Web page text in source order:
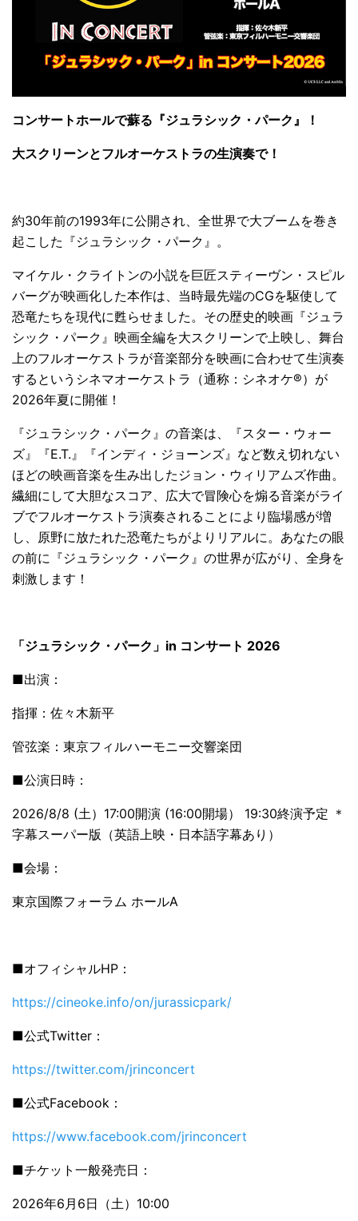
コンサートホールで蘇る『ジュラシック・パーク』！
大スクリーンとフルオーケストラの生演奏で！
約30年前の1993年に公開され、全世界で大ブームを巻き
起こした『ジュラシック・パーク』。
マイケル・クライトンの小説を巨匠スティーヴン・スピル
バーグが映画化した本作は、当時最先端のCGを駆使して
恐竜たちを現代に甦らせました。その歴史的映画『ジュラ
シック・パーク』映画全編を大スクリーンで上映し、舞台
上のフルオーケストラが音楽部分を映画に合わせて生演奏
するというシネマオーケストラ（通称：シネオケ®）が
2026年夏に開催！
『ジュラシック・パーク』の音楽は、『スター・ウォー
ズ』『E.T.』『インディ・ジョーンズ』など数え切れない
ほどの映画音楽を生み出したジョン・ウィリアムズ作曲。
繊細にして大胆なスコア、広大で冒険心を煽る音楽がライ
ブでフルオーケストラ演奏されることにより臨場感が増
し、原野に放たれた恐竜たちがよりリアルに。あなたの眼
の前に『ジュラシック・パーク』の世界が広がり、全身を
刺激します！
「ジュラシック・パーク」in コンサート 2026
■出演：
指揮：佐々木新平
管弦楽：東京フィルハーモニー交響楽団
■公演日時：
2026/8/8 (土）17:00開演 (16:00開場） 19:30終演予定 ＊
字幕スーパー版（英語上映・日本語字幕あり）
■会場：
東京国際フォーラム ホールA
■オフィシャルHP：
https://cineoke.info/on/jurassicpark/
■公式Twitter：
https://twitter.com/jrinconcert
■公式Facebook：
https://www.facebook.com/jrinconcert
■チケット一般発売日：
2026年6月6日（土）10:00